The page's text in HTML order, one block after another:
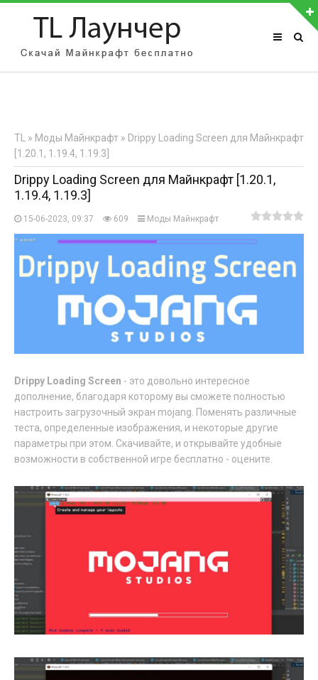
АВТОРИЗАЦИЯ НА САЙТЕ
Регистрация
TL » Моды Майнкрафт » Drippy Loading Screen для Майнкрафт
[1.20.1, 1.19.4, 1.19.3]
Drippy Loading Screen для Майнкрафт [1.20.1,
1.19.4, 1.19.3]
15-06-2023, 09:37 609 Моды Майнкрафт
Drippy Loading Screen - это довольно интересное
дополнение, благодаря которому вы сможете полностью
настроить загрузочный экран mojang. Поменять различные
теста, определенные изображения, и некоторые другие
параметры при этом. Скачивайте, и открывайте удобные
возможности в собственной игре бесплатно - оцените.